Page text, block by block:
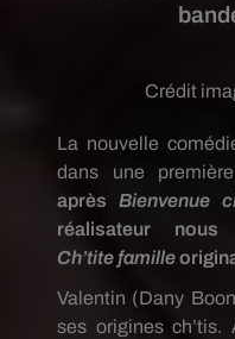
Crédit
La nouvelle
dans une
après Bienvenue
réalisateur
Ch’tite famille
Valentin (Dany
ses origines ch’tis.